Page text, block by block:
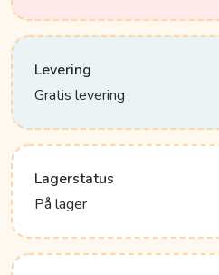
Levering
Gratis levering
Lagerstatus
På lager